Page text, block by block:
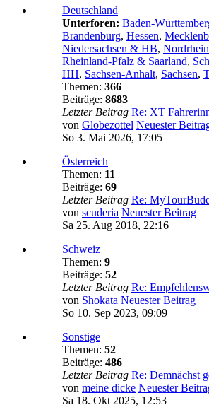
Deutschland
Unterforen: Baden-
Brandenburg, Hessen,
Niedersachsen & HB,
Rheinland-Pfalz & Saarland,
HH, Sachsen-Anhalt, Sachsen,
Themen: 366
Beiträge: 8683
Letzter Beitrag Re: XT
von Globezottel Neuester
So 3. Mai 2026, 17:05
Österreich
Themen: 11
Beiträge: 69
Letzter Beitrag Re:
von scuderia Neuester Beitrag
Sa 25. Aug 2018, 22:16
Schweiz
Themen: 9
Beiträge: 52
Letzter Beitrag Re:
von Shokata Neuester Beitrag
So 10. Sep 2023, 09:09
Sonstige
Themen: 52
Beiträge: 486
Letzter Beitrag Re: Demnächst
von meine dicke Neuester
Sa 18. Okt 2025, 12:53